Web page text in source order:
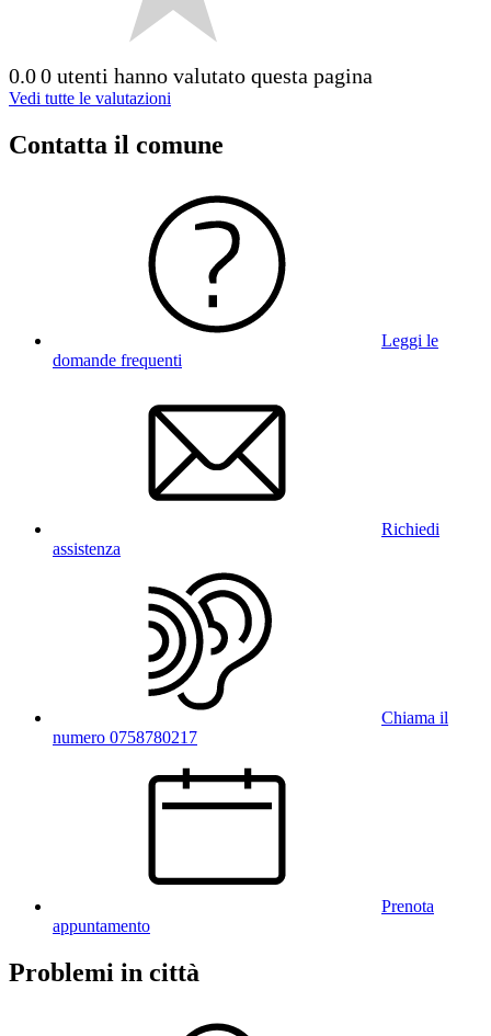
0.00 utenti hanno valutato questa pagina
Vedi tutte le valutazioni
Contatta il comune
Leggi le
domande frequenti
Richiedi
assistenza
Chiama il
numero 0758780217
Prenota
appuntamento
Problemi in città